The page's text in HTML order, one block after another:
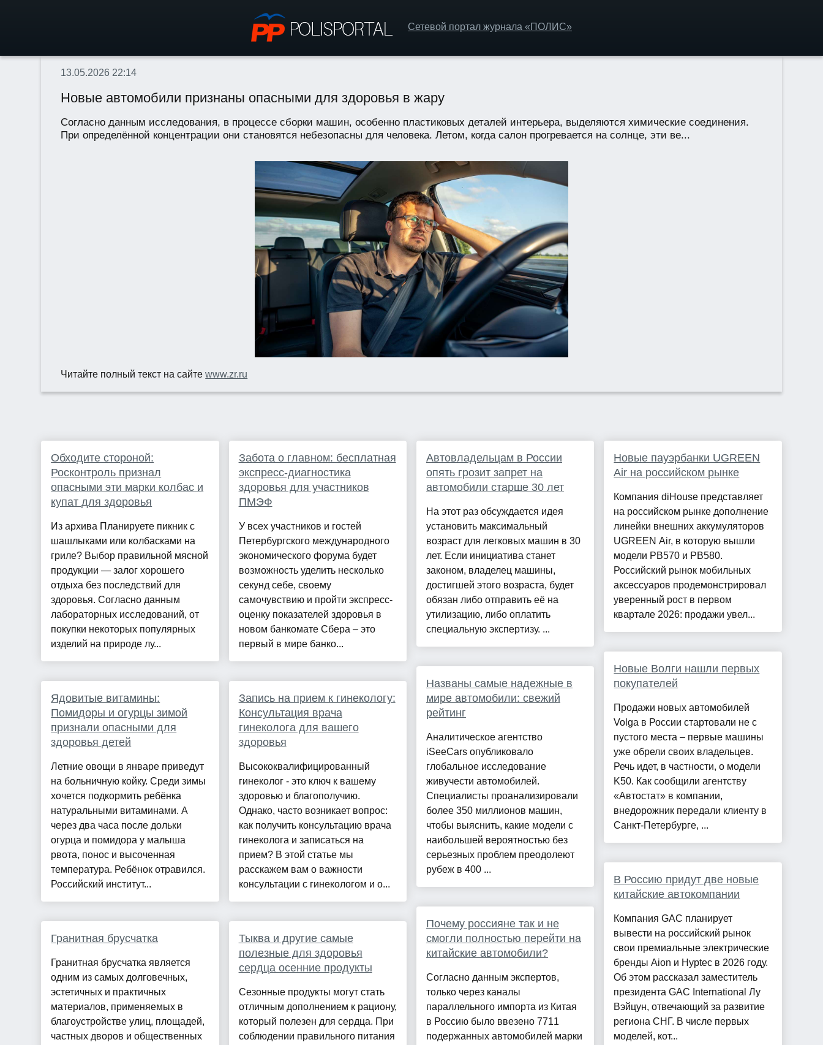
Сетевой портал журнала «ПОЛИС»
13.05.2026 22:14
Новые автомобили признаны опасными для здоровья в жару
Согласно данным исследования, в процессе сборки машин, особенно пластиковых деталей интерьера, выделяются химические соединения.
При определённой концентрации они становятся небезопасны для человека. Летом, когда салон прогревается на солнце, эти ве...
Читайте полный текст на сайтеwww.zr.ru
Обходите стороной:
Росконтроль признал
опасными эти марки колбас и
купат для здоровья
Из архива Планируете пикник с
шашлыками или колбасками на
гриле? Выбор правильной мясной
продукции — залог хорошего
отдыха без последствий для
здоровья. Согласно данным
лабораторных исследований, от
покупки некоторых популярных
изделий на природе лу...
Ядовитые витамины:
Помидоры и огурцы зимой
признали опасными для
здоровья детей
Летние овощи в январе приведут
на больничную койку. Среди зимы
хочется подкормить ребёнка
натуральными витаминами. А
через два часа после дольки
огурца и помидора у малыша
рвота, понос и высоченная
температура. Ребёнок отравился.
Российский институт...
Гранитная брусчатка
Гранитная брусчатка является
одним из самых долговечных,
эстетичных и практичных
материалов, применяемых в
благоустройстве улиц, площадей,
частных дворов и общественных
Забота о главном: бесплатная
экспресс-диагностика
здоровья для участников
ПМЭФ
У всех участников и гостей
Петербургского международного
экономического форума будет
возможность уделить несколько
секунд себе, своему
самочувствию и пройти экспресс-
оценку показателей здоровья в
новом банкомате Сбера – это
первый в мире банко...
Запись на прием к гинекологу:
Консультация врача
гинеколога для вашего
здоровья
Высококвалифицированный
гинеколог - это ключ к вашему
здоровью и благополучию.
Однако, часто возникает вопрос:
как получить консультацию врача
гинеколога и записаться на
прием? В этой статье мы
расскажем вам о важности
консультации с гинекологом и о...
Тыква и другие самые
полезные для здоровья
сердца осенние продукты
Сезонные продукты могут стать
отличным дополнением к рациону,
который полезен для сердца. При
соблюдении правильного питания
Автовладельцам в России
опять грозит запрет на
автомобили старше 30 лет
На этот раз обсуждается идея
установить максимальный
возраст для легковых машин в 30
лет. Если инициатива станет
законом, владелец машины,
достигшей этого возраста, будет
обязан либо отправить её на
утилизацию, либо оплатить
специальную экспертизу. ...
Названы самые надежные в
мире автомобили: свежий
рейтинг
Аналитическое агентство
iSeeCars опубликовало
глобальное исследование
живучести автомобилей.
Специалисты проанализировали
более 350 миллионов машин,
чтобы выяснить, какие модели с
наибольшей вероятностью без
серьезных проблем преодолеют
рубеж в 400 ...
Почему россияне так и не
смогли полностью перейти на
китайские автомобили?
Согласно данным экспертов,
только через каналы
параллельного импорта из Китая
в Россию было ввезено 7711
подержанных автомобилей марки
Новые пауэрбанки UGREEN
Air на российском рынке
Компания diHouse представляет
на российском рынке дополнение
линейки внешних аккумуляторов
UGREEN Air, в которую вышли
модели PB570 и PB580.
Российский рынок мобильных
аксессуаров продемонстрировал
уверенный рост в первом
квартале 2026: продажи увел...
Новые Волги нашли первых
покупателей
Продажи новых автомобилей
Volga в России стартовали не с
пустого места – первые машины
уже обрели своих владельцев.
Речь идет, в частности, о модели
K50. Как сообщили агентству
«Автостат» в компании,
внедорожник передали клиенту в
Санкт-Петербурге, ...
В Россию придут две новые
китайские автокомпании
Компания GAC планирует
вывести на российский рынок
свои премиальные электрические
бренды Aion и Hyptec в 2026 году.
Об этом рассказал заместитель
президента GAC International Лу
Вэйцун, отвечающий за развитие
региона СНГ. В числе первых
моделей, кот...